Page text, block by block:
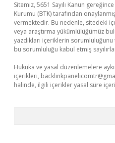
Sitemiz, 5651 Sayılı Kanun
Kurumu (BTK) tarafından
vermektedir. Bu nedenle, sitedeki
veya araştırma yükümlülüğümüz
yazdıkları içeriklerin
bu sorumluluğu kabul etmiş
Hukuka ve yasal düzenlemelere
içerikleri,
halinde, ilgili içerikler yasal süre